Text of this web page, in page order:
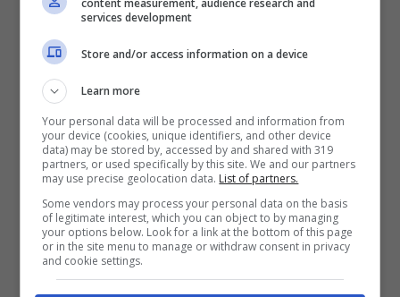
abbiamo anche un gioco che possiamo
sfruttare la velocità dei nostri interpreti ma
non siamo stati bravi. In generale ogni partita
dopo ogni sosta è sempre difficile da
affrontare.
Bologna, gli altri precedenti
negativi
Un trend quello che del rientro dalla soste
che continua da un anno. A settembre 2024,
content measurement, audience research and
services development
Store and/or access information on a device
Learn more
Your personal data will be processed and information from
your device (cookies, unique identifiers, and other device
data) may be stored by, accessed by and shared with 319
partners, or used specifically by this site. We and our partners
may use precise geolocation data. List of partners.
Some vendors may process your personal data on the basis
of legitimate interest, which you can object to by managing
your options below. Look for a link at the bottom of this page
or in the site menu to manage or withdraw consent in privacy
and cookie settings.